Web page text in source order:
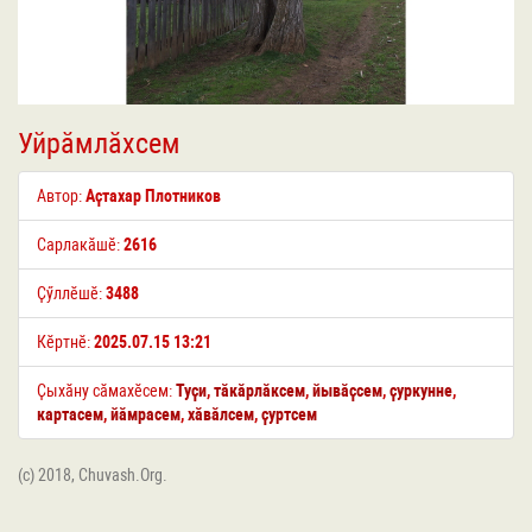
Уйрӑмлӑхсем
Автор:Аҫтахар Плотников
Сарлакӑшӗ:2616
Ҫӳллӗшӗ:3488
Кӗртнӗ:2025.07.15 13:21
Ҫыхӑну сӑмахӗсем:Туҫи,тӑкӑрлӑксем,йывӑҫсем,ҫуркунне,
картасем,йӑмрасем,хӑвӑлсем,ҫуртсем
(c) 2018, Chuvash.Org.